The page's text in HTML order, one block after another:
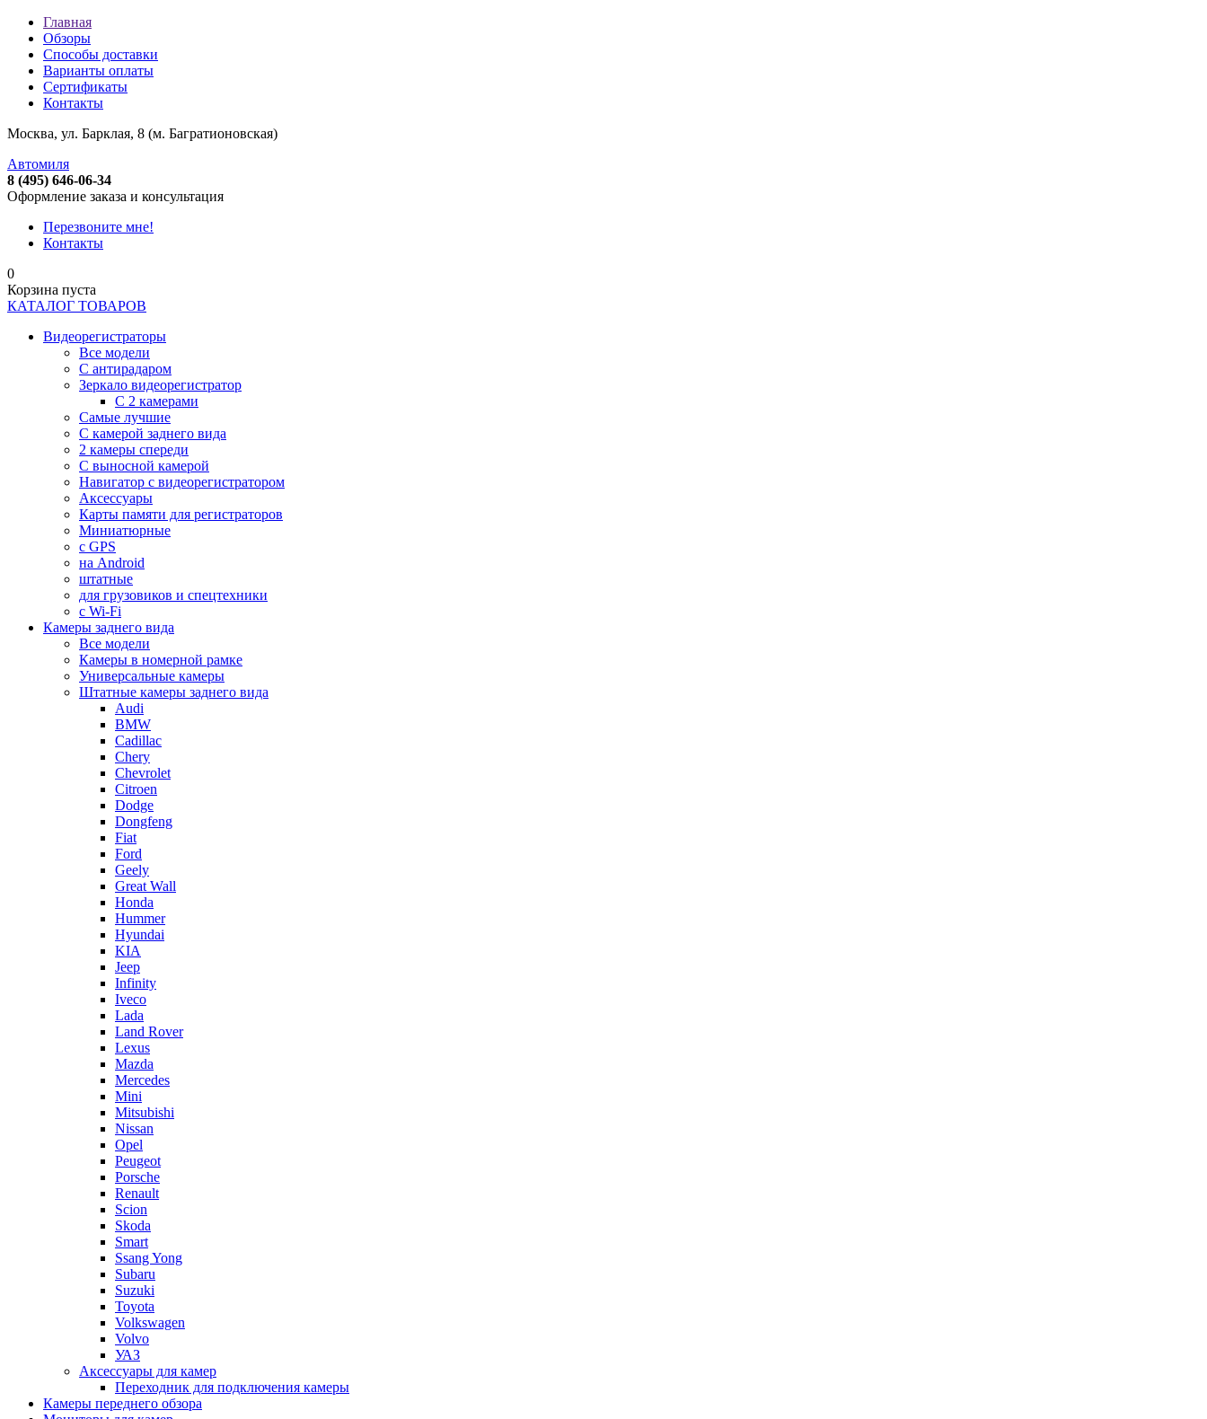
Главная
Обзоры
Способы доставки
Варианты оплаты
Сертификаты
Контакты
Москва, ул. Барклая, 8 (м. Багратионовская)
Автомиля
8 (495) 646-06-34
Оформление заказа и консультация
Перезвоните мне!
Контакты
0
Корзина пуста
КАТАЛОГ ТОВАРОВ
Видеорегистраторы
Все модели
C антирадаром
Зеркало видеорегистратор
С 2 камерами
Самые лучшие
С камерой заднего вида
2 камеры спереди
С выносной камерой
Навигатор с видеорегистратором
Аксессуары
Карты памяти для регистраторов
Миниатюрные
с GPS
на Android
штатные
для грузовиков и спецтехники
с Wi-Fi
Камеры заднего вида
Все модели
Камеры в номерной рамке
Универсальные камеры
Штатные камеры заднего вида
Audi
BMW
Cadillac
Chery
Chevrolet
Citroen
Dodge
Dongfeng
Fiat
Ford
Geely
Great Wall
Honda
Hummer
Hyundai
KIA
Jeep
Infinity
Iveco
Lada
Land Rover
Lexus
Mazda
Mercedes
Mini
Mitsubishi
Nissan
Opel
Peugeot
Porsche
Renault
Scion
Skoda
Smart
Ssang Yong
Subaru
Suzuki
Toyota
Volkswagen
Volvo
УАЗ
Аксессуары для камер
Переходник для подключения камеры
Камеры переднего обзора